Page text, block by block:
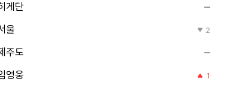
게단
울
2
주도
영웅
1